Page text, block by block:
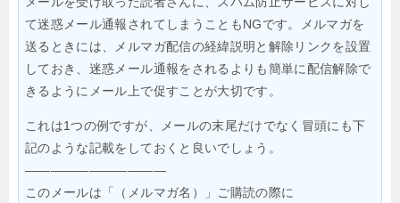
て迷惑メール通報されてしまうこともNGです。メルマガを
送るときには、メルマガ配信の経緯説明と解除リンクを設置
しておき、迷惑メール通報をされるよりも簡単に配信解除で
きるようにメール上で促すことが大切です。
これは1つの例ですが、メールの末尾だけでなく冒頭にも下
記のような記載をしておくと良いでしょう。
———————————
このメールは「（メルマガ名）」ご購読の際に